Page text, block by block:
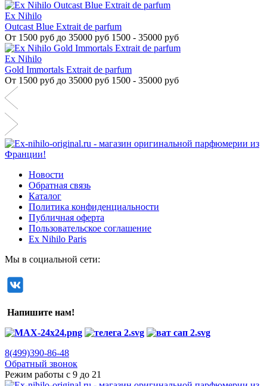
Ex Nihilo
Outcast Blue Extrait de parfum
От 1500 руб до 35000 руб 1500 - 35000 руб
Ex Nihilo
Gold Immortals Extrait de parfum
От 1500 руб до 35000 руб 1500 - 35000 руб
Новости
Обратная связь
Каталог
Политика конфиденциальности
Публичная оферта
Пользовательское соглашение
Ex Nihilo Paris
Мы в социальной сети:
Напишите нам!
8(499)390-86-48
Обратный звонок
Режим работы с 9 до 21